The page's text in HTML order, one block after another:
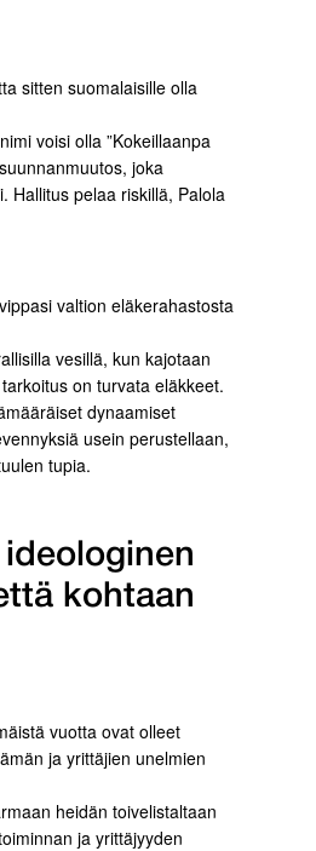
sitten suomalaisille olla
voisi olla ”Kokeillaanpa
joka
Hallitus pelaa riskillä, Palola
valtion eläkerahastosta
vesillä, kun kajotaan
on turvata eläkkeet.
dynaamiset
usein perustellaan,
tupia.
kohtaan
vuotta ovat olleet
ja yrittäjien unelmien
heidän toivelistaltaan
ja yrittäjyyden